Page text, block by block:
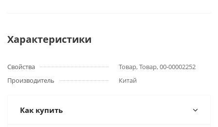
Характеристики
Свойства
Товар, Товар, 00-00002252
Производитель
Китай
Как купить